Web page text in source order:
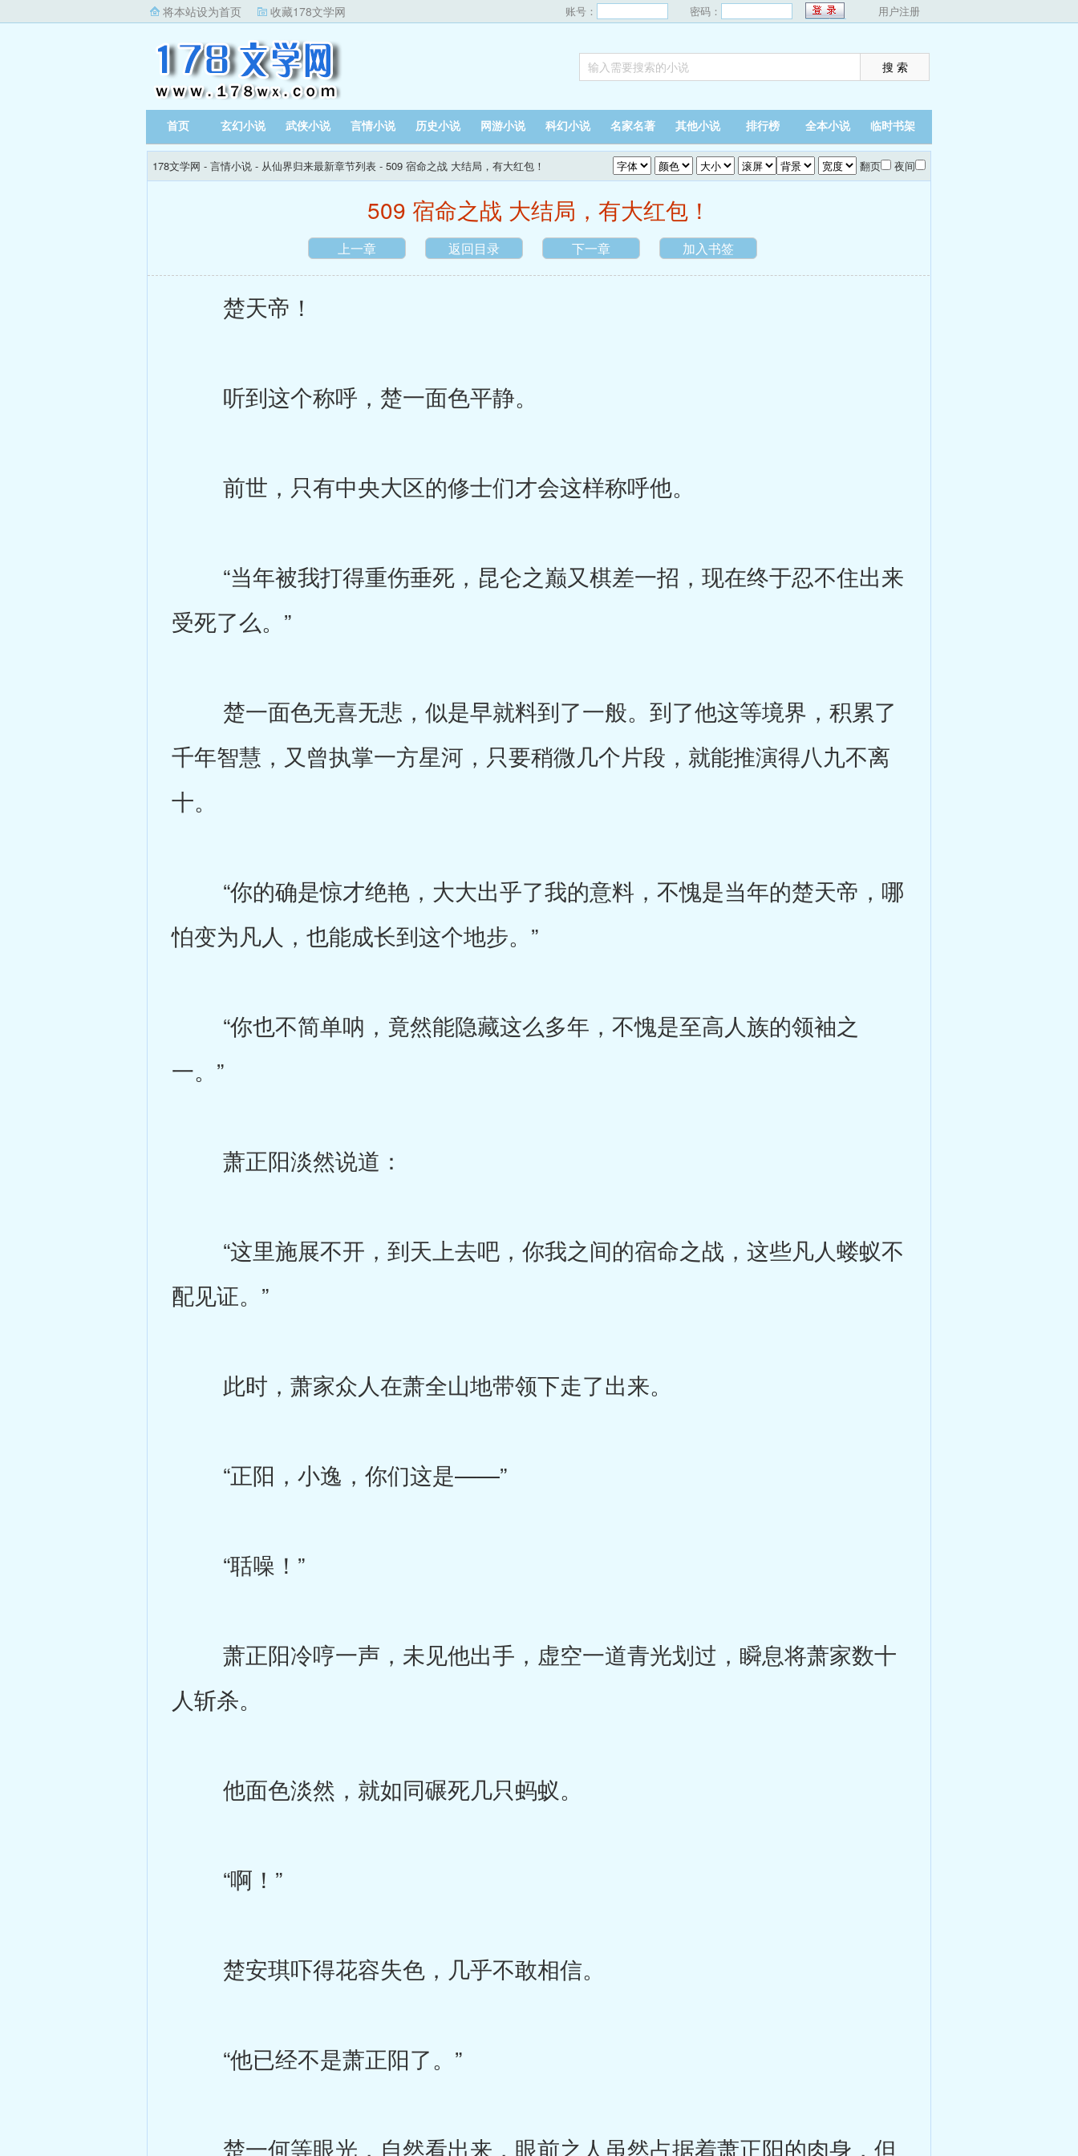
将本站设为首页 收藏178文学网 账号： 密码： 用户注册
首页 玄幻小说 武侠小说 言情小说 历史小说 网游小说 科幻小说 名家名著 其他小说 排行榜 全本小说 临时书架
178文学网 - 言情小说 - 从仙界归来最新章节列表 - 509 宿命之战 大结局，有大红包！ 翻页 夜间
509 宿命之战 大结局，有大红包！
上一章 返回目录 下一章 加入书签
楚天帝！
听到这个称呼，楚一面色平静。
前世，只有中央大区的修士们才会这样称呼他。
“当年被我打得重伤垂死，昆仑之巅又棋差一招，现在终于忍不住出来
受死了么。”
楚一面色无喜无悲，似是早就料到了一般。到了他这等境界，积累了
千年智慧，又曾执掌一方星河，只要稍微几个片段，就能推演得八九不离
十。
“你的确是惊才绝艳，大大出乎了我的意料，不愧是当年的楚天帝，哪
怕变为凡人，也能成长到这个地步。”
“你也不简单呐，竟然能隐藏这么多年，不愧是至高人族的领袖之
一。”
萧正阳淡然说道：
“这里施展不开，到天上去吧，你我之间的宿命之战，这些凡人蝼蚁不
配见证。”
此时，萧家众人在萧全山地带领下走了出来。
“正阳，小逸，你们这是——”
“聒噪！”
萧正阳冷哼一声，未见他出手，虚空一道青光划过，瞬息将萧家数十
人斩杀。
他面色淡然，就如同碾死几只蚂蚁。
“啊！”
楚安琪吓得花容失色，几乎不敢相信。
“他已经不是萧正阳了。”
楚一何等眼光，自然看出来，眼前之人虽然占据着萧正阳的肉身，但